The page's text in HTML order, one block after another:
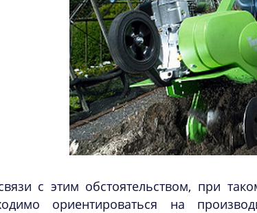
с этим обстоятельством, при
ориентироваться на